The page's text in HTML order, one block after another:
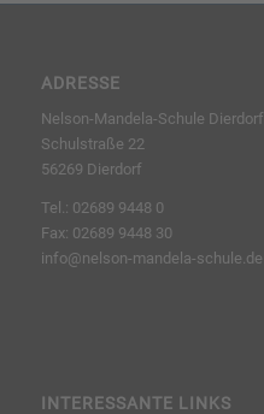
ADRESSE
Nelson-Mandela-Schule Dierdorf
Schulstraße 22
56269 Dierdorf
Tel.: 02689 9448 0
Fax: 02689 9448 30
info@nelson-mandela-schule.de
INTERESSANTE LINKS